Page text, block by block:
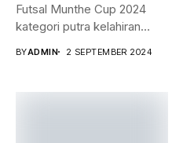
Futsal Munthe Cup 2024
kategori putra kelahiran
BYADMIN 2 SEPTEMBER 2024